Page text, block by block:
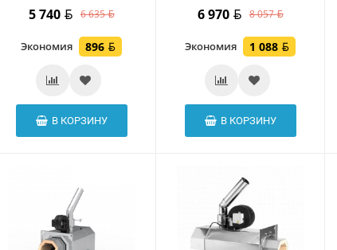
5 740 6 635
Экономия 896
В КОРЗИНУ
6 970 8 057
Экономия 1 088
В КОРЗИНУ